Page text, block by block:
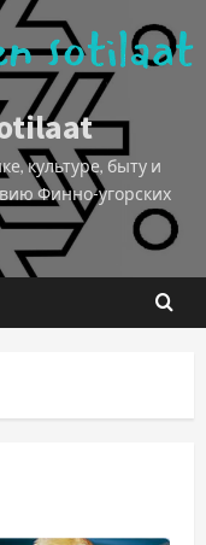
культуре, быту и
Финно-угорских